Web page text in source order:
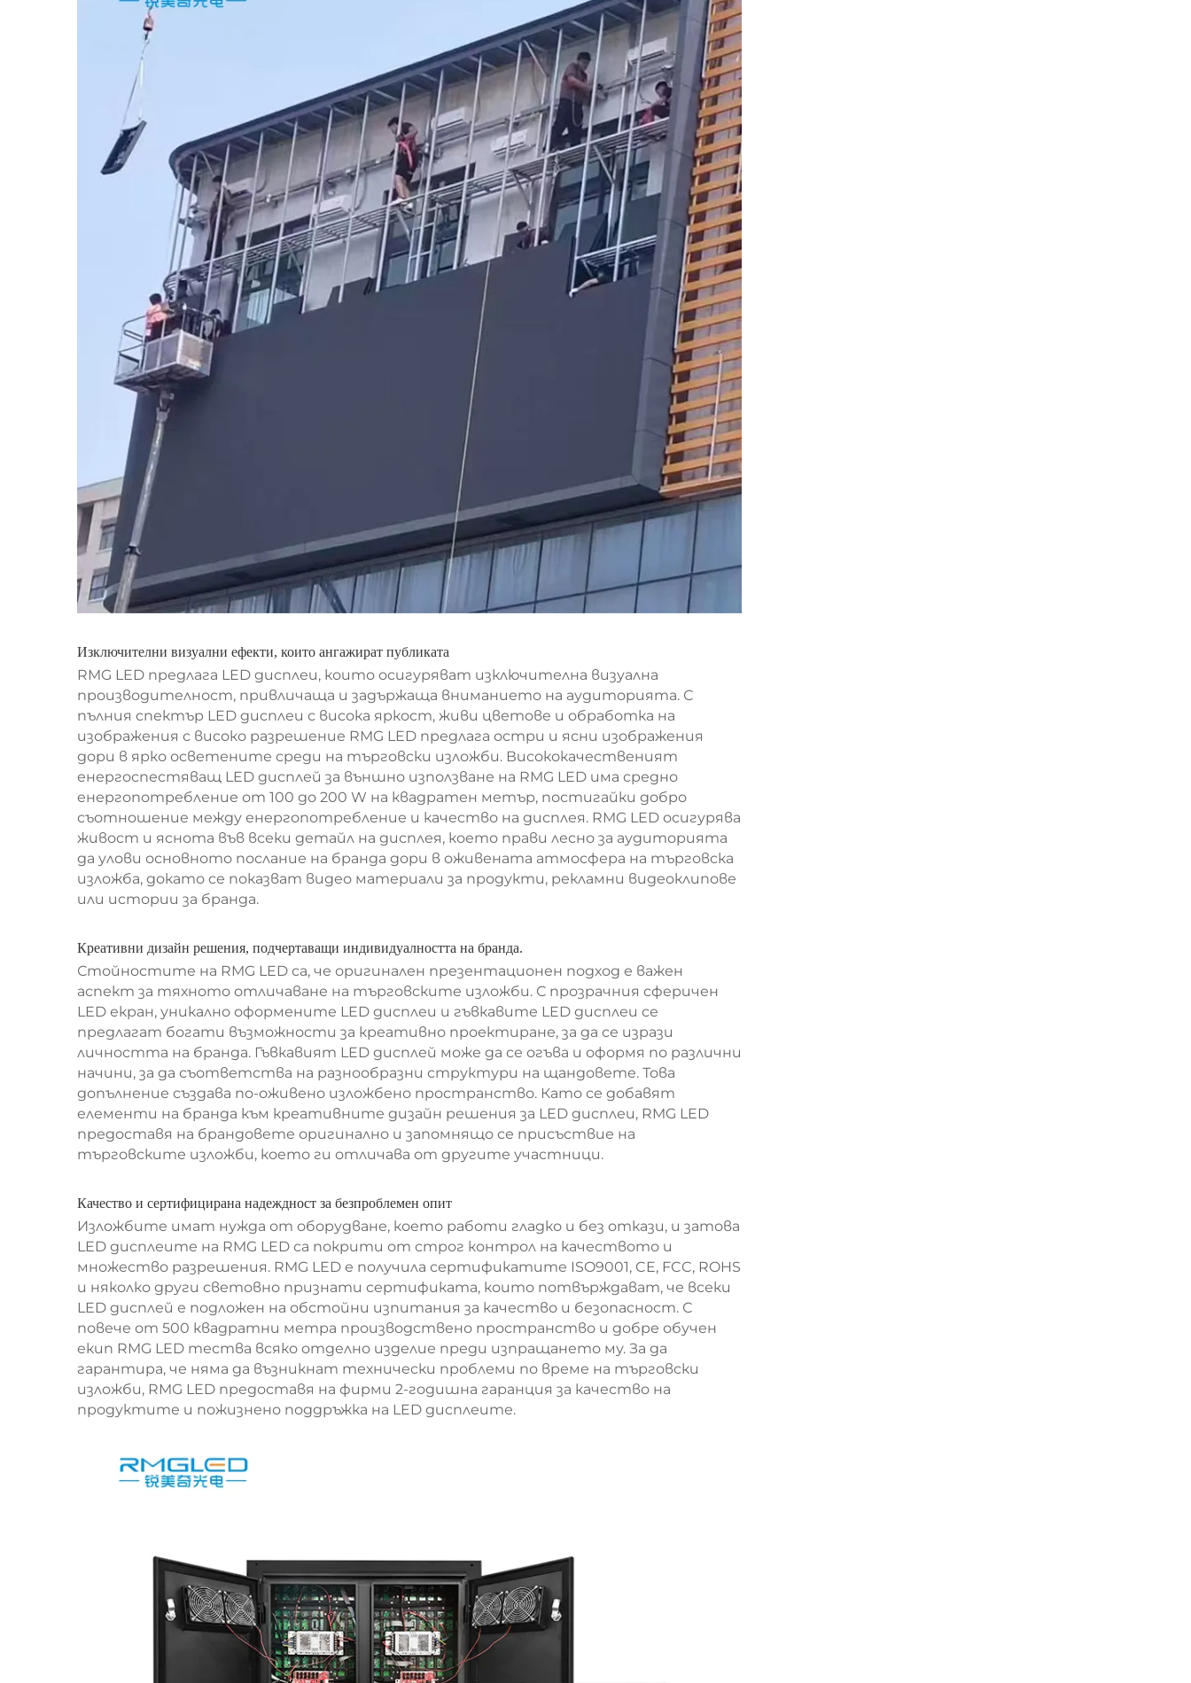
Изключителни визуални ефекти, които ангажират публиката
RMG LED предлага LED дисплеи, които осигуряват изключителна визуална
производителност, привличаща и задържаща вниманието на аудиторията. С
пълния спектър LED дисплеи с висока яркост, живи цветове и обработка на
изображения с високо разрешение RMG LED предлага остри и ясни изображения
дори в ярко осветените среди на търговски изложби. Висококачественият
енергоспестяващ LED дисплей за външно използване на RMG LED има средно
енергопотребление от 100 до 200 W на квадратен метър, постигайки добро
съотношение между енергопотребление и качество на дисплея. RMG LED осигурява
живост и яснота във всеки детайл на дисплея, което прави лесно за аудиторията
да улови основното послание на бранда дори в оживената атмосфера на търговска
изложба, докато се показват видео материали за продукти, рекламни видеоклипове
или истории за бранда.
Креативни дизайн решения, подчертаващи индивидуалността на бранда.
Стойностите на RMG LED са, че оригинален презентационен подход е важен
аспект за тяхното отличаване на търговските изложби. С прозрачния сферичен
LED екран, уникално оформените LED дисплеи и гъвкавите LED дисплеи се
предлагат богати възможности за креативно проектиране, за да се изрази
личността на бранда. Гъвкавият LED дисплей може да се огъва и оформя по различни
начини, за да съответства на разнообразни структури на щандовете. Това
допълнение създава по-оживено изложбено пространство. Като се добавят
елементи на бранда към креативните дизайн решения за LED дисплеи, RMG LED
предоставя на брандовете оригинално и запомнящо се присъствие на
търговските изложби, което ги отличава от другите участници.
Качество и сертифицирана надеждност за безпроблемен опит
Изложбите имат нужда от оборудване, което работи гладко и без откази, и затова
LED дисплеите на RMG LED са покрити от строг контрол на качеството и
множество разрешения. RMG LED е получила сертификатите ISO9001, CE, FCC, ROHS
и няколко други световно признати сертификата, които потвърждават, че всеки
LED дисплей е подложен на обстойни изпитания за качество и безопасност. С
повече от 500 квадратни метра производствено пространство и добре обучен
екип RMG LED тества всяко отделно изделие преди изпращането му. За да
гарантира, че няма да възникнат технически проблеми по време на търговски
изложби, RMG LED предоставя на фирми 2-годишна гаранция за качество на
продуктите и пожизнено поддръжка на LED дисплеите.